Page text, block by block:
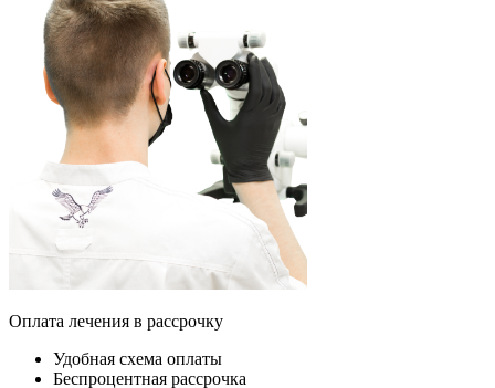
Оплата лечения в рассрочку
Удобная схема оплаты
Беспроцентная рассрочка